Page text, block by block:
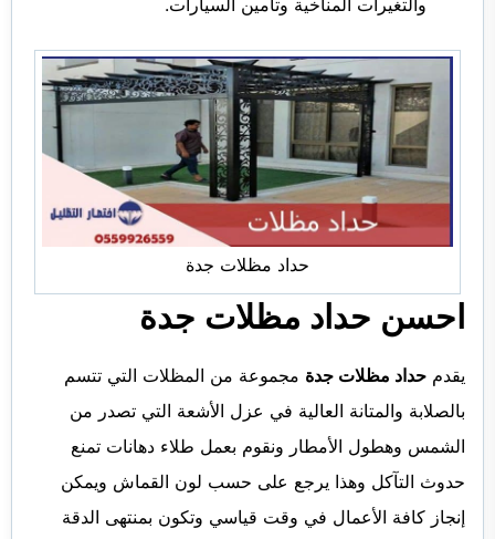
والتغيرات المناخية وتأمين السيارات.
حداد مظلات جدة
احسن حداد مظلات جدة
يقدم حداد مظلات جدة مجموعة من المظلات التي تتسم
بالصلابة والمتانة العالية في عزل الأشعة التي تصدر من
الشمس وهطول الأمطار ونقوم بعمل طلاء دهانات تمنع
حدوث التآكل وهذا يرجع على حسب لون القماش ويمكن
إنجاز كافة الأعمال في وقت قياسي وتكون بمنتهى الدقة